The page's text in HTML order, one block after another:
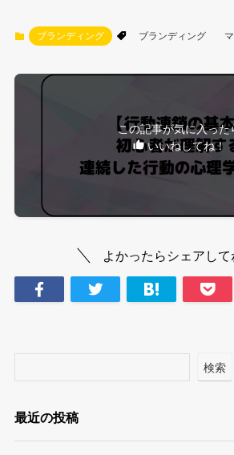
ブランディング ブランディング
この記事が気に入った
いいねしてね！
よかったらシェアして
検索
最近の投稿